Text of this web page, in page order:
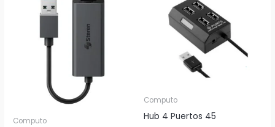
Computo
Computo
Hub 4 Puertos 45